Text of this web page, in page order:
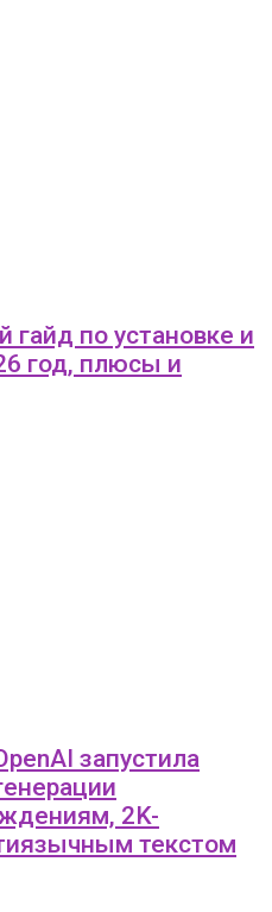
гайд по установке и
год, плюсы и
запустила
2K-
текстом